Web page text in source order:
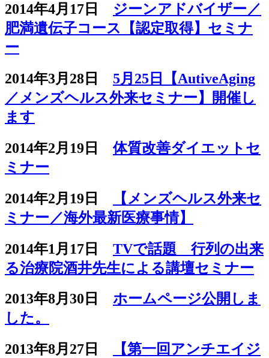
2014年4月17日 ジーンアドバイザー／
肥満遺伝子コース【認定取得】セミナ
ー
2014年3月28日 5月25日【AutiveAging
／メンズヘルス外来セミナー】開催し
ます
2014年2月19日体質改善ダイエットセ
ミナー
2014年2月19日
【メンズヘルス外来セ
ミナー／海外最新医療事情】
2014年1月17日 TVで話題 行列の出来
る治療院酒井先生による講壇セミナー
2013年8月30日 ホームページ公開しま
した。
2013年8月27日
【第一回アンチエイジ